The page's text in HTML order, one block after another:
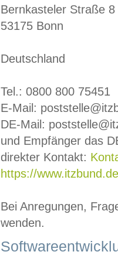
Bernkasteler Straße 8
53175 Bonn
Deutschland
Tel.: 0800 800 75451
E-Mail:
DE-Mail:
und Empfänger das
direkter Kontakt:
https://
Bei Anregungen,
wenden.